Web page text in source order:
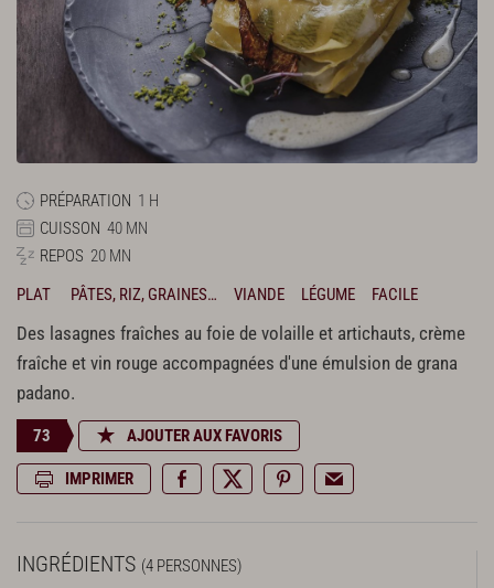
PRÉPARATION 1 H
CUISSON 40 MN
REPOS 20 MN
PLAT
PÂTES, RIZ, GRAINES… VIANDE LÉGUME FACILE
Des lasagnes fraîches au foie de volaille et artichauts, crème
fraîche et vin rouge accompagnées d'une émulsion de grana
padano.
73 AJOUTER AUX FAVORIS
IMPRIMER
INGRÉDIENTS (4 PERSONNES)